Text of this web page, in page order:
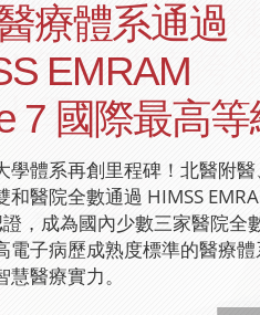
療體系通過
EMRAM
7 國際最高等
學體系再創里程碑！北醫附
和醫院全數通過 HIMSS
，成為國內少數三家醫院全
電子病歷成熟度標準的醫療體
慧醫療實力。